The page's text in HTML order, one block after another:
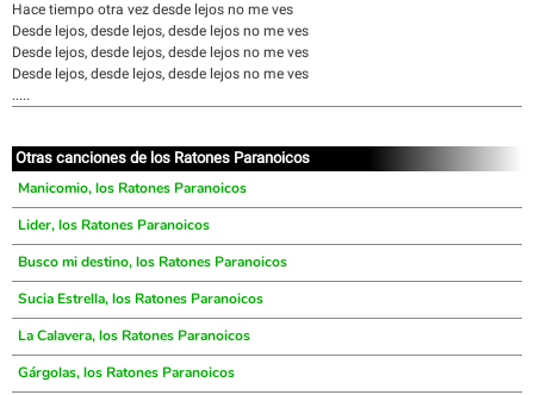
Hace tiempo otra vez desde lejos no me ves
Desde lejos, desde lejos, desde lejos no me ves
Desde lejos, desde lejos, desde lejos no me ves
Desde lejos, desde lejos, desde lejos no me ves
.....
Otras canciones de los Ratones Paranoicos
Manicomio, los Ratones Paranoicos
Lider, los Ratones Paranoicos
Busco mi destino, los Ratones Paranoicos
Sucia Estrella, los Ratones Paranoicos
La Calavera, los Ratones Paranoicos
Gárgolas, los Ratones Paranoicos